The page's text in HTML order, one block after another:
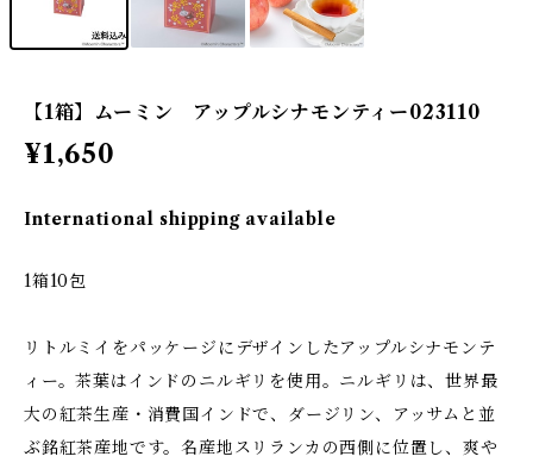
【1箱】ムーミン アップルシナモンティー023110
¥1,650
International shipping available
1箱10包
リトルミイをパッケージにデザインしたアップルシナモンテ
ィー。茶葉はインドのニルギリを使⽤。ニルギリは、世界最
⼤の紅茶⽣産・消費国インドで、ダージリン、アッサムと並
ぶ銘紅茶産地です。名産地スリランカの⻄側に位置し、爽や